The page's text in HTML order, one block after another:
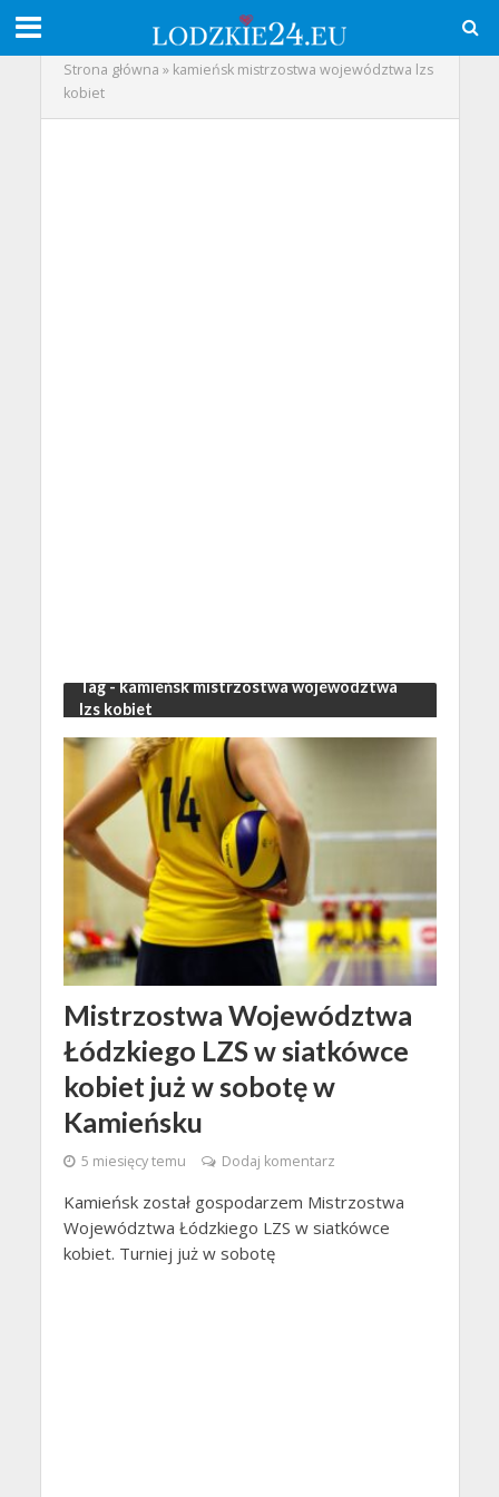
Strona główna » kamieńsk mistrzostwa województwa lzs
kobiet
Tag - kamieńsk mistrzostwa województwa
lzs kobiet
Mistrzostwa Województwa
Łódzkiego LZS w siatkówce
kobiet już w sobotę w
Kamieńsku
5 miesięcy temu Dodaj komentarz
Kamieńsk został gospodarzem Mistrzostwa
Województwa Łódzkiego LZS w siatkówce
kobiet. Turniej już w sobotę